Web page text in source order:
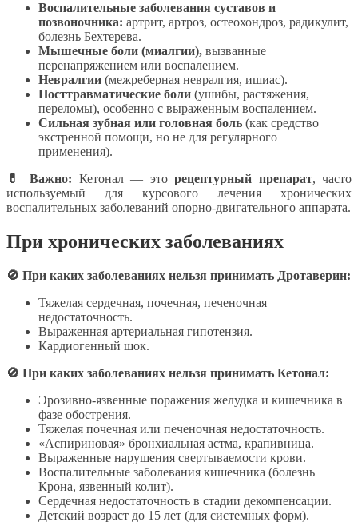
Воспалительные заболевания суставов и
позвоночника: артрит, артроз, остеохондроз, радикулит,
болезнь Бехтерева.
Мышечные боли (миалгии), вызванные
перенапряжением или воспалением.
Невралгии (межреберная невралгия, ишиас).
Посттравматические боли (ушибы, растяжения,
переломы), особенно с выраженным воспалением.
Сильная зубная или головная боль (как средство
экстренной помощи, но не для регулярного
применения).
💊 Важно: Кетонал — это рецептурный препарат, часто
используемый для курсового лечения хронических
воспалительных заболеваний опорно-двигательного аппарата.
При хронических заболеваниях
🚫 При каких заболеваниях нельзя принимать Дротаверин:
Тяжелая сердечная, почечная, печеночная
недостаточность.
Выраженная артериальная гипотензия.
Кардиогенный шок.
🚫 При каких заболеваниях нельзя принимать Кетонал:
Эрозивно-язвенные поражения желудка и кишечника в
фазе обострения.
Тяжелая почечная или печеночная недостаточность.
«Аспириновая» бронхиальная астма, крапивница.
Выраженные нарушения свертываемости крови.
Воспалительные заболевания кишечника (болезнь
Крона, язвенный колит).
Сердечная недостаточность в стадии декомпенсации.
Детский возраст до 15 лет (для системных форм).